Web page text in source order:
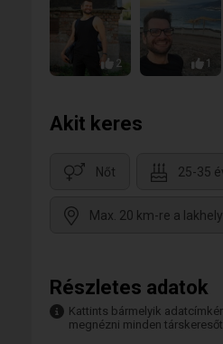
2 1
Akit keres
Nőt 25-35
Max. 20 km-re a
Részletes adatok
Kattints bármelyik
megnézni minden